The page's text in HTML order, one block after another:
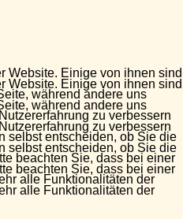
Website. Einige von ihnen sind
während andere uns
zu verbessern
selbst entscheiden, ob Sie die
beachten Sie, dass bei einer
alle Funktionalitäten der
Website. Einige von ihnen sind
während andere uns
zu verbessern
selbst entscheiden, ob Sie die
beachten Sie, dass bei einer
alle Funktionalitäten der